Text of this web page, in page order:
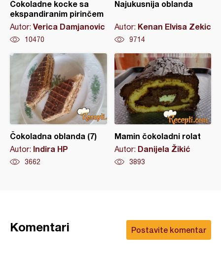
Čokoladne kocke sa
ekspandiranim pirinčem
Autor: Verica Damjanovic
10470
Najukusnija oblanda
Autor: Kenan Elvisa Zekic
9714
Čokoladna oblanda (7)
Autor: Indira HP
3662
Mamin čokoladni rolat
Autor: Danijela Žikić
3893
Postavite komentar
Komentari